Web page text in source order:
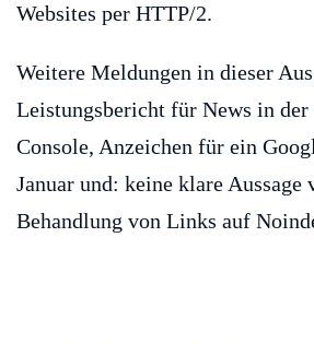
Websites per HTTP/2.
Weitere Meldungen in dieser
Leistungsbericht für News in der
Console, Anzeichen für ein
Januar und: keine klare Aussage
Behandlung von Links auf